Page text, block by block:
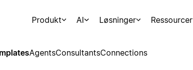
Produkt AI Løsninger Ressourcer
AgentsConsultantsConnections